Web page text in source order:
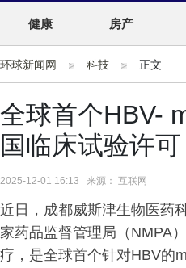
健康 房产
环球新闻网 科技 正文
全球首个HBV-
国临床试验许可
2025-12-01 16:13 来源： 互联网
近日，成都威斯津生物医药
家药品监督管理局（NMPA
疗，是全球首个针对HBV的